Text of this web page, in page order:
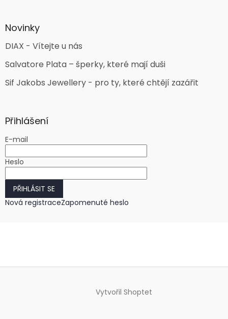
Novinky
DIAX - Vítejte u nás
Salvatore Plata – šperky, které mají duši
Sif Jakobs Jewellery - pro ty, které chtějí zazářit
Přihlášení
E-mail
Heslo
PŘIHLÁSIT SE
Nová registraceZapomenuté heslo
Vytvořil Shoptet